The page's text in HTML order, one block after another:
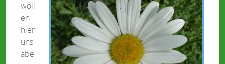
woll
en
hier
uns
abe